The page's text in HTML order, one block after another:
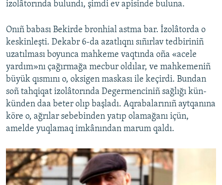
izolâtorında bulundı, şimdi ev apisinde buluna.
Onıñ babası Bekirde bronhial astma bar. İzolâtorda o
keskinleşti. Dekabr 6-da azatlıqnı sıñırlav tedbiriniñ
uzatılması boyunca mahkeme vaqtında oña «acele
yardım»nı çağırmağa mecbur oldılar, ve mahkemeniñ
büyük qısmını o, oksigen maskası ile keçirdi. Bundan
soñ tahqiqat izolâtorında Degermenciniñ sağlığı kün-
künden daa beter olıp başladı. Aqrabalarınıñ aytqanına
köre o, ağrılar sebebinden yatıp olamağanı içün,
amelde yuqlamaq imkânından marum qaldı.